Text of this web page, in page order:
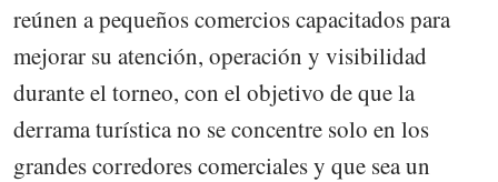
reúnen a pequeños comercios capacitados para
mejorar su atención, operación y visibilidad
durante el torneo, con el objetivo de que la
derrama turística no se concentre solo en los
grandes corredores comerciales y que sea un